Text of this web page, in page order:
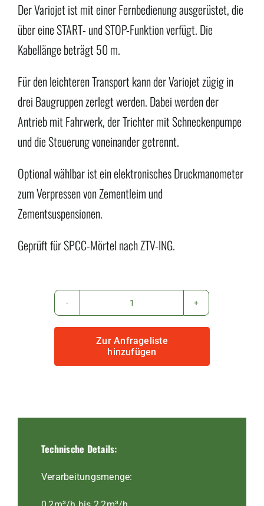
Der Variojet ist mit einer Fernbedienung ausgerüstet, die
über eine START- und STOP-Funktion verfügt. Die
Kabellänge beträgt 50 m.
Für den leichteren Transport kann der Variojet zügig in
drei Baugruppen zerlegt werden. Dabei werden der
Antrieb mit Fahrwerk, der Trichter mit Schneckenpumpe
und die Steuerung voneinander getrennt.
Optional wählbar ist ein elektronisches Druckmanometer
zum Verpressen von Zementleim und
Zementsuspensionen.
Geprüft für SPCC-Mörtel nach ZTV-ING.
Variojet
FU
Menge
Zur Anfrageliste
hinzufügen
Technische Details:
Verarbeitungsmenge: